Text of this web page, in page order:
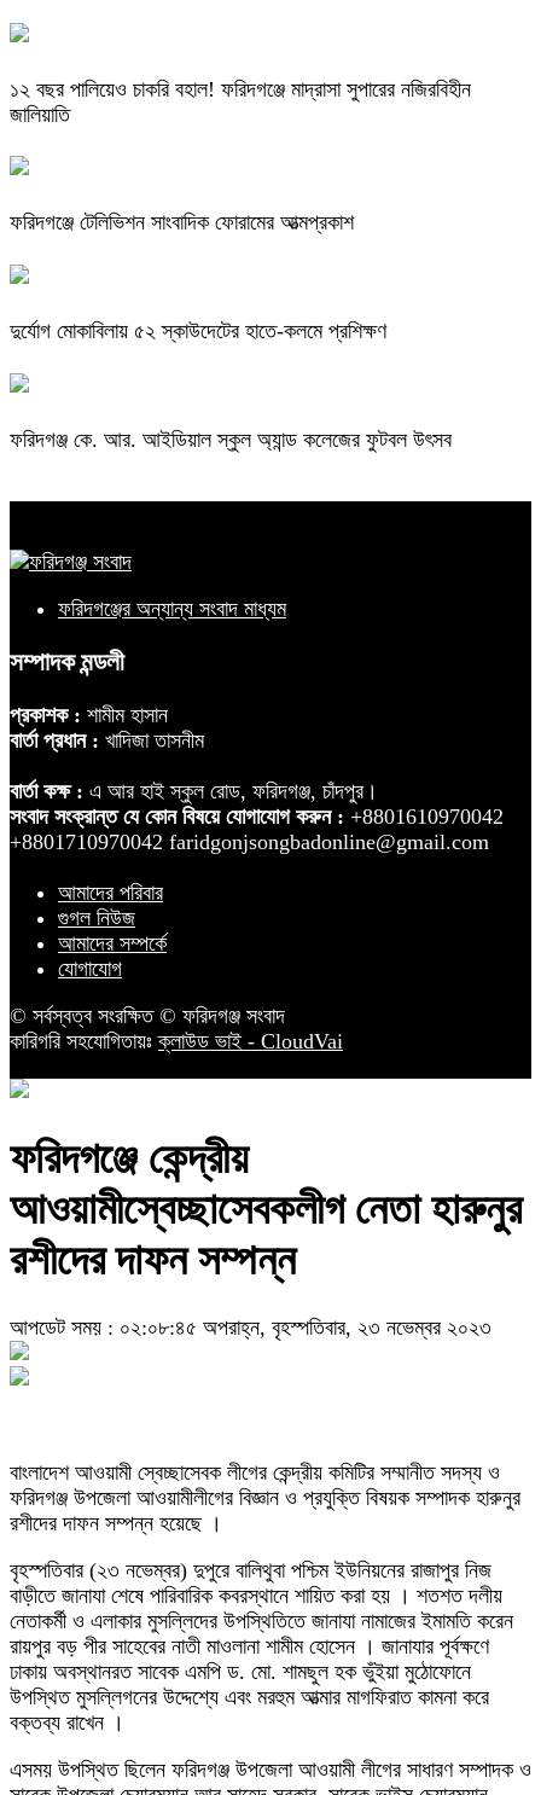
১২ বছর পালিয়েও চাকরি বহাল! ফরিদগঞ্জে মাদ্রাসা সুপারের নজিরবিহীন
জালিয়াতি
ফরিদগঞ্জে টেলিভিশন সাংবাদিক ফোরামের আত্মপ্রকাশ
দুর্যোগ মোকাবিলায় ৫২ স্কাউদেটের হাতে-কলমে প্রশিক্ষণ
ফরিদগঞ্জ কে. আর. আইডিয়াল স্কুল অ্যান্ড কলেজের ফুটবল উৎসব
ফরিদগঞ্জের অন্যান্য সংবাদ মাধ্যম
সম্পাদক মন্ডলী
প্রকাশক : শামীম হাসান
বার্তা প্রধান : খাদিজা তাসনীম
বার্তা কক্ষ : এ আর হাই স্কুল রোড, ফরিদগঞ্জ, চাঁদপুর।
সংবাদ সংক্রান্ত যে কোন বিষয়ে যোগাযোগ করুন : +8801610970042
+8801710970042 faridgonjsongbadonline@gmail.com
আমাদের পরিবার
গুগল নিউজ
আমাদের সম্পর্কে
যোগাযোগ
© সর্বস্বত্ব সংরক্ষিত © ফরিদগঞ্জ সংবাদ
কারিগরি সহযোগিতায়ঃক্লাউড ভাই - CloudVai
ফরিদগঞ্জে কেন্দ্রীয়
আওয়ামীস্বেচ্ছাসেবকলীগ নেতা হারুনুর
রশীদের দাফন সম্পন্ন
আপডেট সময় : ০২:০৮:৪৫ অপরাহ্ন, বৃহস্পতিবার, ২৩ নভেম্বর ২০২৩
বাংলাদেশ আওয়ামী স্বেচ্ছাসেবক লীগের কেন্দ্রীয় কমিটির সম্মানীত সদস্য ও
ফরিদগঞ্জ উপজেলা আওয়ামীলীগের বিজ্ঞান ও প্রযুক্তি বিষয়ক সম্পাদক হারুনুর
রশীদের দাফন সম্পন্ন হয়েছে ।
বৃহস্পতিবার (২৩ নভেম্বর) দুপুরে বালিথুবা পশ্চিম ইউনিয়নের রাজাপুর নিজ
বাড়ীতে জানাযা শেষে পারিবারিক কবরস্থানে শায়িত করা হয় । শতশত দলীয়
নেতাকর্মী ও এলাকার মুসল্লিদের উপস্থিতিতে জানাযা নামাজের ইমামতি করেন
রায়পুর বড় পীর সাহেবের নাতী মাওলানা শামীম হোসেন । জানাযার পূর্বক্ষণে
ঢাকায় অবস্থানরত সাবেক এমপি ড. মো. শামছুল হক ভুঁইয়া মুঠোফোনে
উপস্থিত মুসল্লিগনের উদ্দেশ্যে এবং মরহুম আত্মার মাগফিরাত কামনা করে
বক্তব্য রাখেন ।
এসময় উপস্থিত ছিলেন ফরিদগঞ্জ উপজেলা আওয়ামী লীগের সাধারণ সম্পাদক ও